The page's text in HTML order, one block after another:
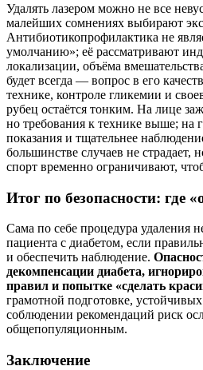
Удалять лазером можно не все
малейших сомнениях выбирают
Антибиотикопрофилактика не
умолчанию»; её рассматривают
локализации, объёма
будет всегда — вопрос в его
технике, контроле гликемии и
рубец остаётся тонким. На лице
но требования к технике выше; на
показания и тщательнее
большинстве случаев не страдает,
спорт временно ограничивают,
Итог по безопасности: где
Сама по себе процедура удаления
пациента с диабетом, если
и обеспечить наблюдение.
декомпенсации диабета,
правил и попытке «сделать
грамотной подготовке, устойчивых
соблюдении рекомендаций риск
общепопуляционным.
Заключение